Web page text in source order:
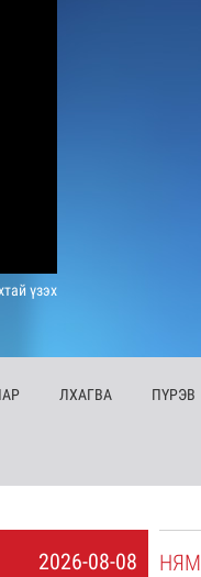
үзэх
ЛХАГВА ПҮРЭВ
2026-08-08 НЯМ